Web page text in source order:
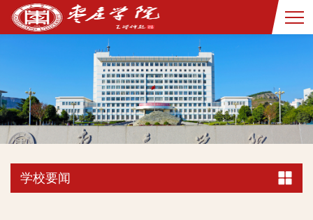
学校要闻